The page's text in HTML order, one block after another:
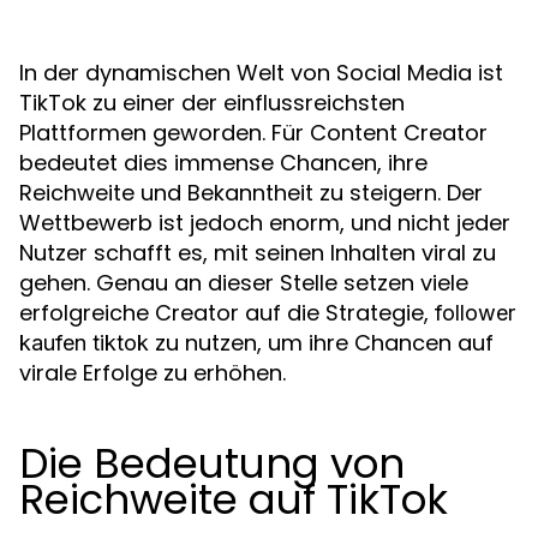
In der dynamischen Welt von Social Media ist
TikTok zu einer der einflussreichsten
Plattformen geworden. Für Content Creator
bedeutet dies immense Chancen, ihre
Reichweite und Bekanntheit zu steigern. Der
Wettbewerb ist jedoch enorm, und nicht jeder
Nutzer schafft es, mit seinen Inhalten viral zu
gehen. Genau an dieser Stelle setzen viele
erfolgreiche Creator auf die Strategie, follower
kaufen tiktok zu nutzen, um ihre Chancen auf
virale Erfolge zu erhöhen.
Die Bedeutung von
Reichweite auf TikTok